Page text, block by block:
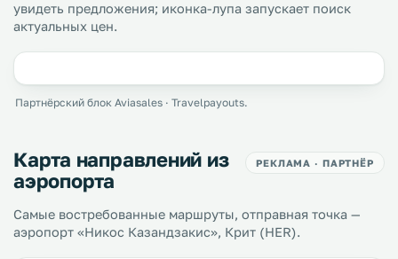
увидеть предложения; иконка-лупа запускает поиск
актуальных цен.
Партнёрский блок Aviasales · Travelpayouts.
Карта направлений из
аэропорта
РЕКЛАМА · ПАРТНЁР
Самые востребованные маршруты, отправная точка —
аэропорт «Никос Казандзакис», Крит (HER).